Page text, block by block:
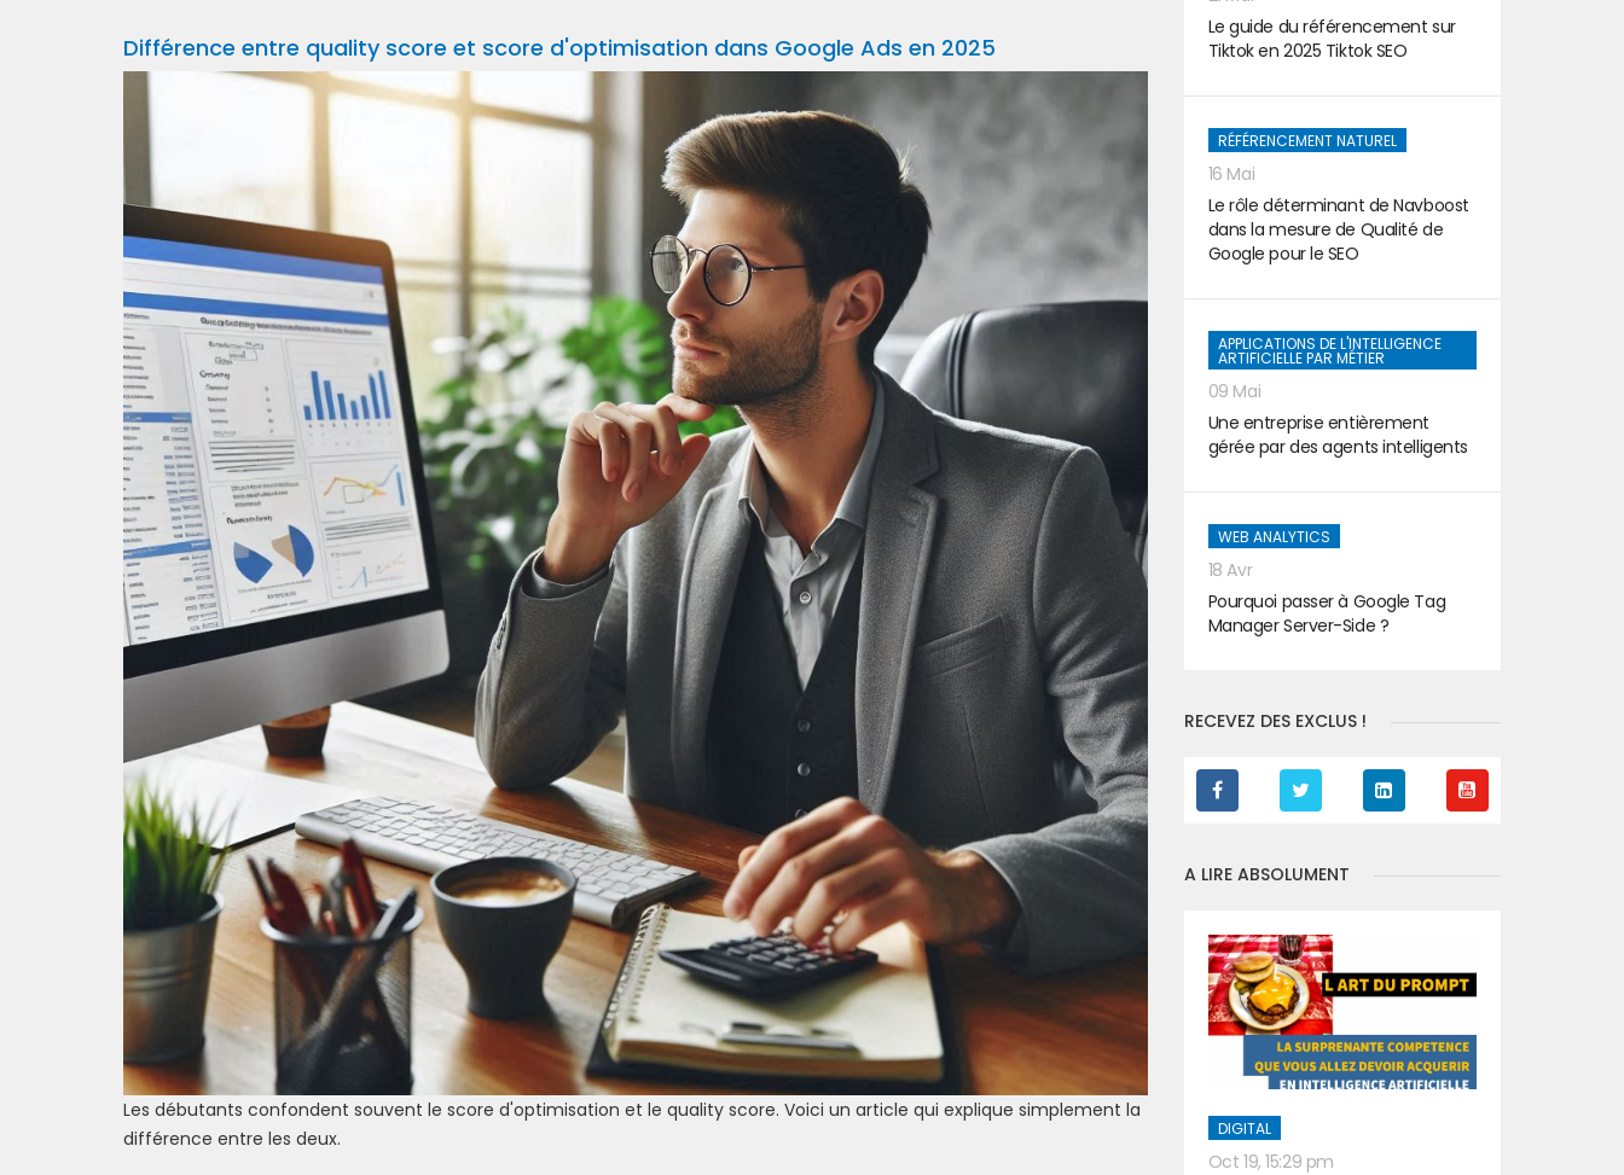
Différence entre quality score et score d'optimisation dans Google Ads en 2025
Les débutants confondent souvent le score d'optimisation et le quality score. Voici un article qui explique simplement la
différence entre les deux.
Le guide du référencement sur
Tiktok en 2025 Tiktok SEO
RÉFÉRENCEMENT NATUREL
16 Mai
Le rôle déterminant de Navboost
dans la mesure de Qualité de
Google pour le SEO
APPLICATIONS DE L'INTELLIGENCE
ARTIFICIELLE PAR MÉTIER
09 Mai
Une entreprise entièrement
gérée par des agents intelligents
WEB ANALYTICS
18 Avr
Pourquoi passer à Google Tag
Manager Server-Side ?
RECEVEZ DES EXCLUS !
A LIRE ABSOLUMENT
DIGITAL
Oct 19, 15:29 pm